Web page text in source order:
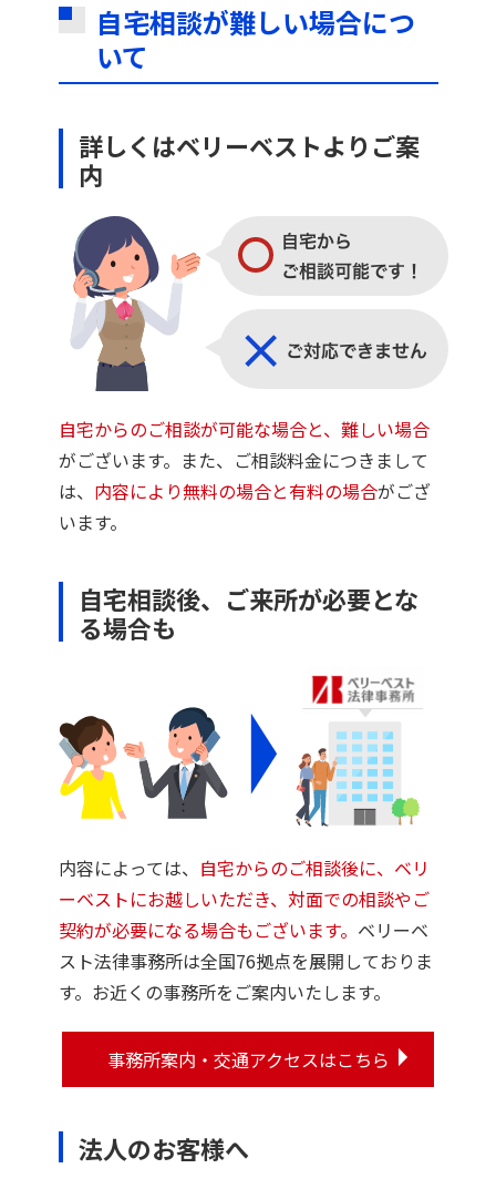
自宅相談が難しい場合につ
いて
詳しくはベリーベストよりご案
内
自宅からのご相談が可能な場合と、難しい場合
がございます。また、ご相談料金につきまして
は、 内容により無料の場合と有料の場合がござ
います。
自宅相談後、ご来所が必要とな
る場合も
内容によっては、 自宅からのご相談後に、ベリ
ーベストにお越しいただき、対面での相談やご
契約が必要になる場合もございます。 ベリーベ
スト法律事務所は全国76拠点を展開しておりま
す。お近くの事務所をご案内いたします。
事務所案内・交通アクセスはこちら
法人のお客様へ